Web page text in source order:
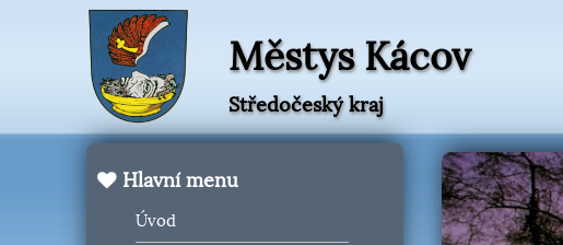
Městys Kácov
Středočeský kraj
Hlavní menu
Úvod